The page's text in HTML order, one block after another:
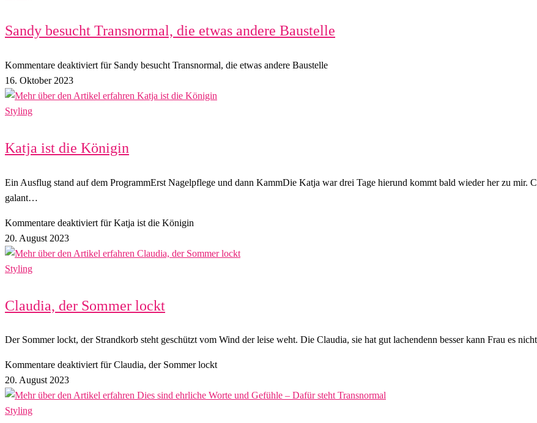
Sandy besucht Transnormal, die etwas andere Baustelle
Kommentare deaktiviert für Sandy besucht Transnormal, die etwas andere Baustelle
16. Oktober 2023
Styling
Katja ist die Königin
Ein Ausflug stand auf dem ProgrammErst Nagelpflege und dann KammDie Katja war drei Tage hierund kommt bald wieder her zu mir.
galant…
Kommentare deaktiviert für Katja ist die Königin
20. August 2023
Styling
Claudia, der Sommer lockt
Der Sommer lockt, der Strandkorb steht geschützt vom Wind der leise weht. Die Claudia, sie hat gut lachendenn besser kann Frau es
Kommentare deaktiviertfür Claudia, der Sommer lockt
20. August 2023
Styling